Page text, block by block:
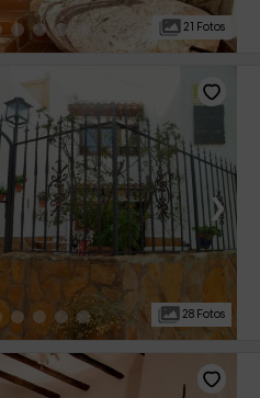
21 Fotos
›
28 Fotos